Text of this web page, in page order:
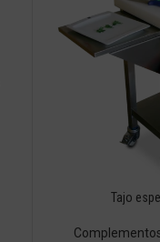
Tajo